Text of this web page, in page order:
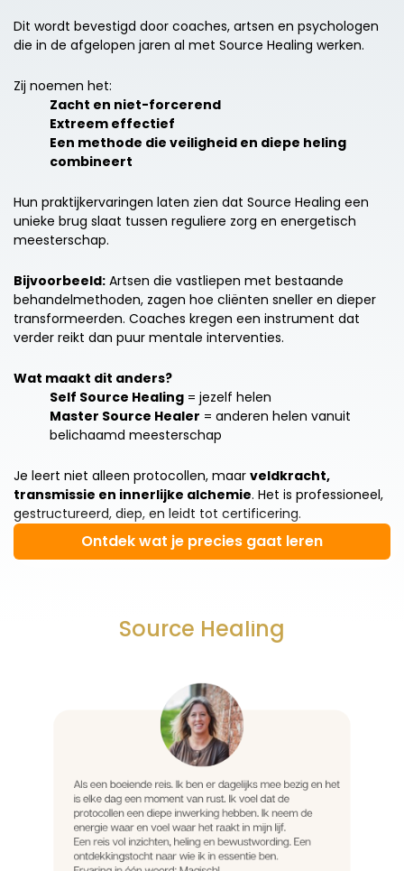
Dit wordt bevestigd door coaches, artsen en psychologen
die in de afgelopen jaren al met Source Healing werken.
Zij noemen het:
Zacht en niet-forcerend
Extreem effectief
Een methode die veiligheid en diepe heling
combineert
Hun praktijkervaringen laten zien dat Source Healing een
unieke brug slaat tussen reguliere zorg en energetisch
meesterschap.
Bijvoorbeeld: Artsen die vastliepen met bestaande
behandelmethoden, zagen hoe cliënten sneller en dieper
transformeerden. Coaches kregen een instrument dat
verder reikt dan puur mentale interventies.
Wat maakt dit anders?
Self Source Healing = jezelf helen
Master Source Healer = anderen helen vanuit
belichaamd meesterschap
Je leert niet alleen protocollen, maar veldkracht,
transmissie en innerlijke alchemie. Het is professioneel,
gestructureerd, diep, en leidt tot certificering.
Ontdek wat je precies gaat leren
Source Healing